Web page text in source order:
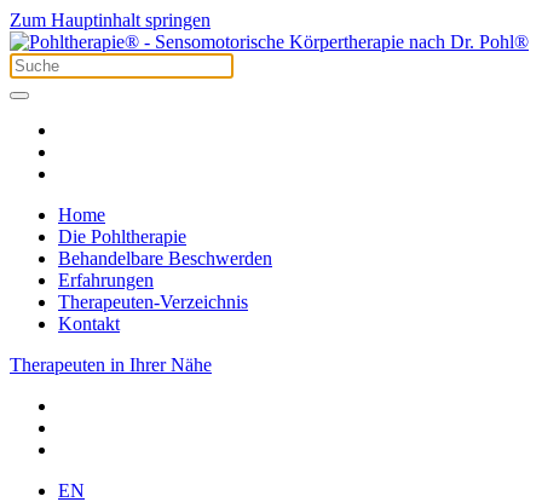
Zum Hauptinhalt springen
Home
Die Pohltherapie
Behandelbare Beschwerden
Erfahrungen
Therapeuten-Verzeichnis
Kontakt
Therapeuten in Ihrer Nähe
EN